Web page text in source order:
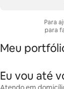
Para
para
Meu
Eu vou até